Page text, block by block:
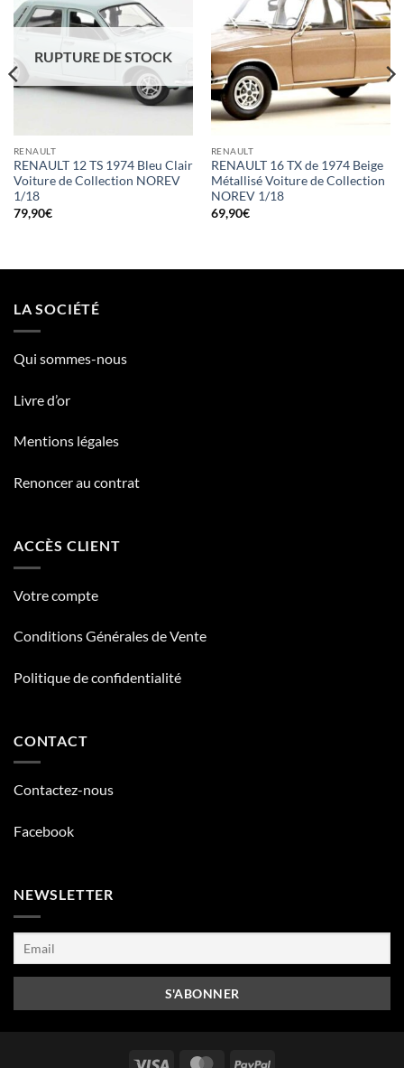
RUPTURE DE STOCK
RENAULT
RENAULT 12 TS 1974 Bleu Clair
Voiture de Collection NOREV
1/18
79,90€
RENAULT
RENAULT 16 TX de 1974 Beige
Métallisé Voiture de Collection
NOREV 1/18
69,90€
LA SOCIÉTÉ
Qui sommes-nous
Livre d’or
Mentions légales
Renoncer au contrat
ACCÈS CLIENT
Votre compte
Conditions Générales de Vente
Politique de confidentialité
CONTACT
Contactez-nous
Facebook
NEWSLETTER
Visa MasterCardPayPal